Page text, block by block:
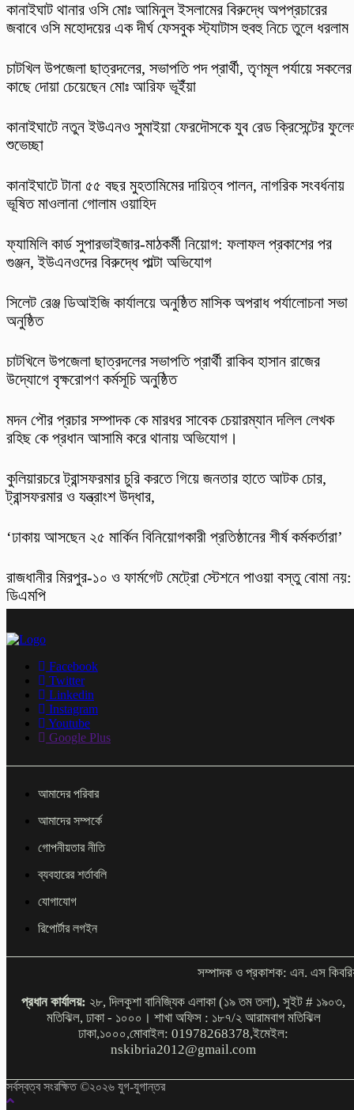
কানাইঘাট থানার ওসি মোঃ আমিনুল ইসলামের বিরুদ্ধে অপপ্রচারের
জবাবে ওসি মহোদয়ের এক দীর্ঘ ফেসবুক স্ট্যাটাস হুবহু নিচে তুলে
চাটখিল উপজেলা ছাত্রদলের, সভাপতি পদ প্রার্থী, তৃণমূল পর্যায়ে সকলের
কাছে দোয়া চেয়েছেন মোঃ আরিফ ভূইঁয়া
কানাইঘাটে নতুন ইউএনও সুমাইয়া ফেরদৌসকে যুব রেড ক্রিসেন্টের
শুভেচ্ছা
কানাইঘাটে টানা ৫৫ বছর মুহতামিমের দায়িত্ব পালন, নাগরিক সংবর্ধনায়
ভূষিত মাওলানা গোলাম ওয়াহিদ
ফ্যামিলি কার্ড সুপারভাইজার-মাঠকর্মী নিয়োগ: ফলাফল প্রকাশের পর
গুঞ্জন, ইউএনওদের বিরুদ্ধে পাল্টা অভিযোগ
‎সিলেট রেঞ্জ ডিআইজি কার্যালয়ে অনুষ্ঠিত মাসিক অপরাধ পর্যালোচনা সভা
অনুষ্ঠিত
চাটখিলে উপজেলা ছাত্রদলের সভাপতি প্রার্থী রাকিব হাসান রাজের
উদ্যোগে বৃক্ষরোপণ কর্মসূচি অনুষ্ঠিত
মদন পৌর প্রচার সম্পাদক কে মারধর সাবেক চেয়ারম্যান দলিল লেখক
রহিছ কে প্রধান আসামি করে থানায় অভিযোগ।
কুলিয়ারচরে ট্রান্সফরমার চুরি করতে গিয়ে জনতার হাতে আটক চোর,
ট্রান্সফরমার ও যন্ত্রাংশ উদ্ধার,
‘ঢাকায় আসছেন ২৫ মার্কিন বিনিয়োগকারী প্রতিষ্ঠানের শীর্ষ কর্মকর্তারা’
রাজধানীর মিরপুর-১০ ও ফার্মগেট মেট্রো স্টেশনে পাওয়া বস্তু বোমা নয়:
ডিএমপি
Facebook
Twitter
Linkedin
Instagram
Youtube
Google Plus
আমাদের পরিবার
আমাদের সম্পর্কে
গোপনীয়তার নীতি
ব্যবহারের শর্তাবলি
যোগাযোগ
রিপোর্টার লগইন
সম্পাদক ও প্রকাশক: এন. এস
প্রধান কার্যালয়: ২৮, দিলকুশা বানিজ্যিক এলাকা (১৯ তম তলা), সুইট # ১৯০৩,
মতিঝিল, ঢাকা - ১০০০। শাখা অফিস : ১৮৭/২ আরামবাগ মতিঝিল
ঢাকা,১০০০,মোবাইল: 01978268378,ইমেইল:
nskibria2012@gmail.com
সর্বস্বত্ব সংরক্ষিত ©২০২৬ যুগ-যুগান্তর